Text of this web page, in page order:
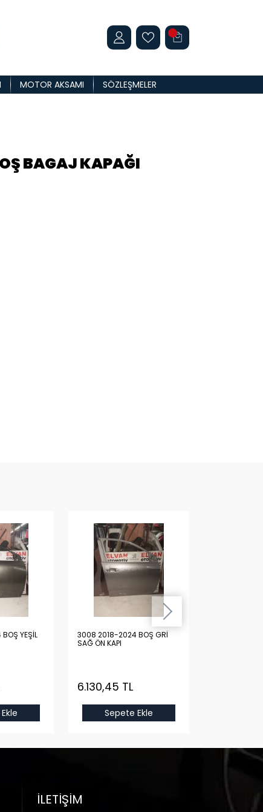
MOTOR AKSAMI SÖZLEŞMELER
BAGAJ KAPAĞI
YEŞİL
3008 2018-2024 BOŞ GRİ
SAĞ ÖN KAPI
6.130,45 TL
Sepete Ekle
İLETIŞIM